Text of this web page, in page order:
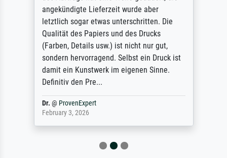
angekündigte Lieferzeit wurde aber
letztlich sogar etwas unterschritten. Die
Qualität des Papiers und des Drucks
(Farben, Details usw.) ist nicht nur gut,
sondern hervorragend. Selbst ein Druck ist
damit ein Kunstwerk im eigenen Sinne.
Definitiv den Pre...
Dr. @ ProvenExpert
February 3, 2026